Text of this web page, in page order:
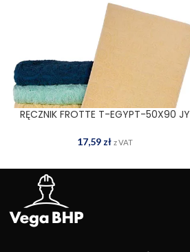
DODAJ DO KOSZYKA
RĘCZNIK FROTTE T-EGYPT-50X90 JY
17,59 zł z VAT